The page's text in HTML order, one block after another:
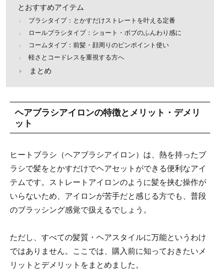
とおすすめアイテム
ブラシタイプ：とかすだけストレートを叶える定番
ロールブラシタイプ：ショート・ボブのふんわり感に
コームタイプ：前髪・顔周りのピンポイント使い
軽さとコードレスを重視する方へ
まとめ
ヘアブラシアイロンの特徴とメリット・デメリ
ット
ヒートブラシ（ヘアブラシアイロン）は、熱を持ったブ
ラシで髪をとかすだけでヘアセットができる便利なアイ
テムです。ストレートアイロンのように髪を挟む操作が
いらないため、アイロンが苦手だと感じる方でも、普段
のブラッシング感覚で扱えるでしょう。
ただし、すべての髪質・ヘアスタイルに万能というわけ
ではありません。ここでは、購入前に知っておきたいメ
リットとデメリットをまとめました。